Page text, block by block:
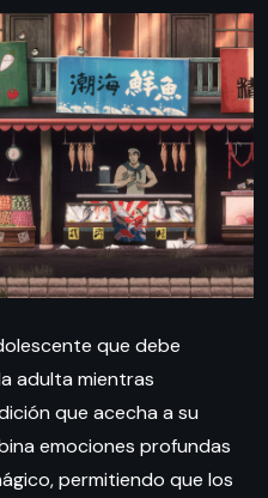
que debe
adulta mientras
que acecha a su
emociones profundas
permitiendo que los